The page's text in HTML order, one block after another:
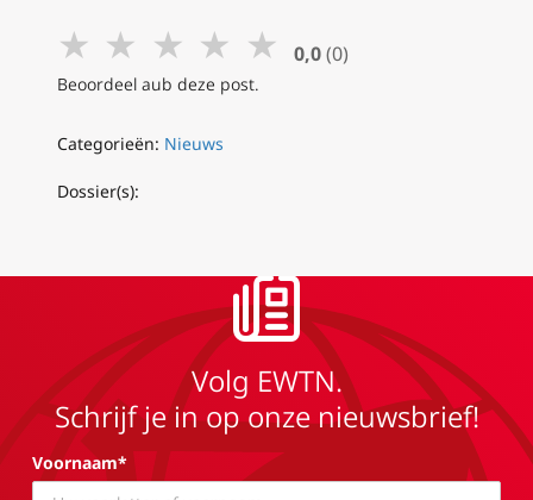
★ ★ ★ ★ ★ 0,0 (0)
Beoordeel aub deze post.
Categorieën: Nieuws
Dossier(s):
Volg EWTN.
Schrijf je in op onze nieuwsbrief!
Voornaam*